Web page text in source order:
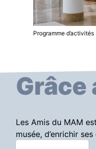
Programme d’activités
Grâce
Les Amis du MAM
musée, d’enrichir